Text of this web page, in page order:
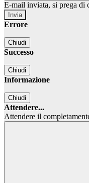
E-mail inviata, si prega di
Errore
Chiudi
Successo
Chiudi
Informazione
Chiudi
Attendere...
Attendere il